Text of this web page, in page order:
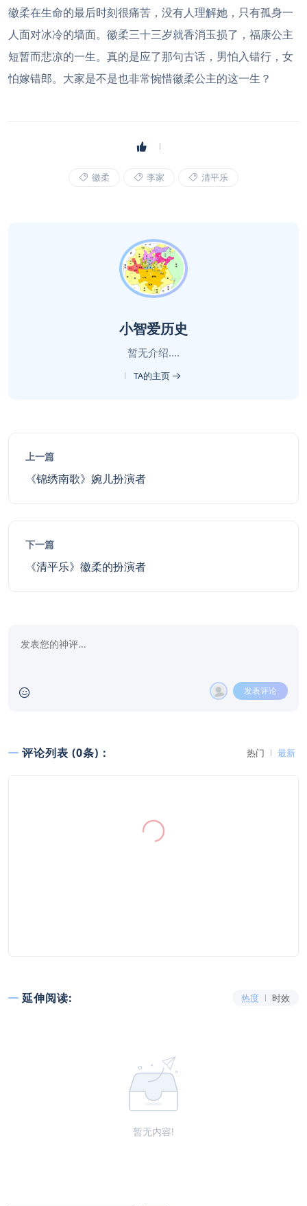
徽柔在生命的最后时刻很痛苦，没有人理解她，只有孤身一
人面对冰冷的墙面。徽柔三十三岁就香消玉损了，福康公主
短暂而悲凉的一生。真的是应了那句古话，男怕入错行，女
怕嫁错郎。大家是不是也非常惋惜徽柔公主的这一生？
徽柔 李家 清平乐
小智爱历史
暂无介绍....
TA的主页
上一篇
《锦绣南歌》婉儿扮演者
下一篇
《清平乐》徽柔的扮演者
发表评论
评论列表 (0条)： 热门 最新
延伸阅读: 热度 时效
暂无内容!